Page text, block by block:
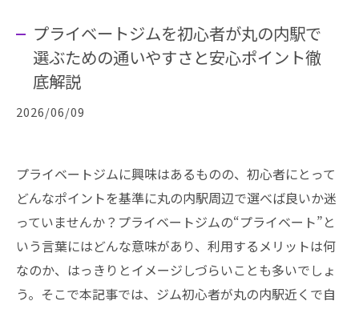
プライベートジムを初心者が丸の内駅で
選ぶための通いやすさと安心ポイント徹
底解説
2026/06/09
プライベートジムに興味はあるものの、初心者にとって
どんなポイントを基準に丸の内駅周辺で選べば良いか迷
っていませんか？プライベートジムの“プライベート”と
いう言葉にはどんな意味があり、利用するメリットは何
なのか、はっきりとイメージしづらいことも多いでしょ
う。そこで本記事では、ジム初心者が丸の内駅近くで自